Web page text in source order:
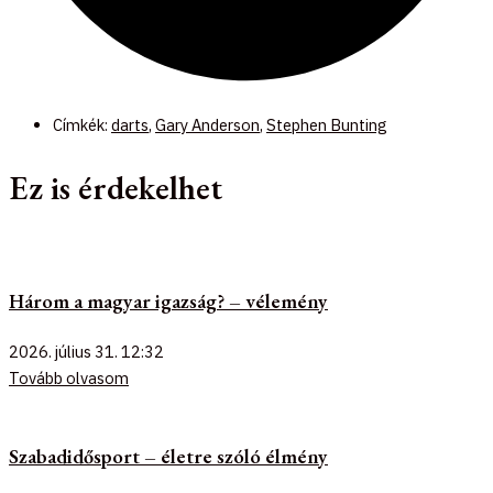
Címkék: darts, Gary Anderson, Stephen Bunting
Ez is érdekelhet
Három a magyar igazság? – vélemény
2026. július 31. 12:32
Tovább olvasom
Szabadidősport – életre szóló élmény